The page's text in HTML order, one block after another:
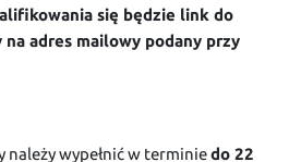
się będzie link do
adres mailowy podany przy
należy wypełnić w terminiedo 22